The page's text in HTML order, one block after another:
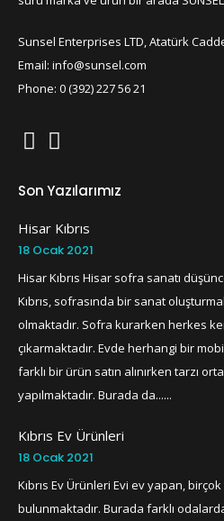
Sunsel Enterprises LTD, Atatürk
Email: info@sunsel.com
Phone: 0 (392) 227 56 21
Son Yazılarımız
Hisar Kıbrıs
18 Ocak 2021
Hisar Kıbrıs Hisar sofra sanatı
Kıbrıs, sofrasında bir sanat
olmaktadır. Sofra kurarken herkes
çıkarmaktadır. Evde herhangi bir
farklı bir ürün satın alınırken tarzı
yapılmaktadır. Burada da......
Kıbrıs Ev Ürünleri
18 Ocak 2021
Kıbrıs Ev Ürünleri Evi ev yapan,
bulunmaktadır. Burada farklı